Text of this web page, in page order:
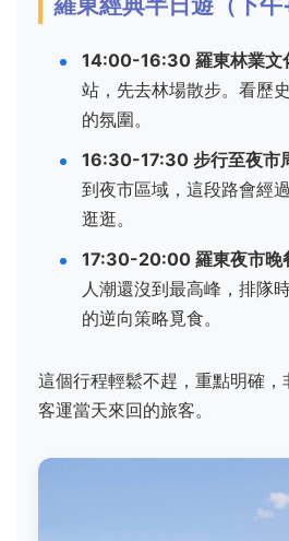
14:00-16:30 羅東林業文
站，先去林場散步。看歷
的氛圍。
16:30-17:30 步行至夜市
到夜市區域，這段路會經
逛逛。
17:30-20:00 羅東夜市晚
人潮還沒到最高峰，排隊
的逆向策略覓食。
這個行程輕鬆不趕，重點明確
客運當天來回的旅客。